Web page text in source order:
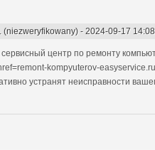
(niezweryfikowany) - 2024-09-17 14:08
центр по ремонту
kompyuterov-
устранят неисправности